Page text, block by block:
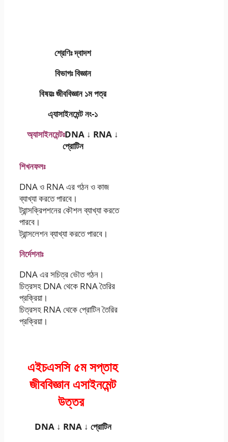
শ্রেণিঃ দ্বাদশ
বিভাগঃ বিজ্ঞান
বিষয়ঃ জীববিজ্ঞান ১ম পত্র
এ্যাসাইনমেন্ট নং-১
অ্যাসাইনমেন্টঃDNA ↓ RNA ↓
প্রােটিন
শিখনফলঃ
DNA ও RNA এর গঠন ও কাজ
ব্যাখ্যা করতে পারবে।
ট্রান্সক্রিপশনের কৌশল ব্যাখ্যা করতে
পারবে।
ট্রান্সলেশন ব্যাখ্যা করতে পারবে।
নির্দেশনাঃ
DNA এর সচিত্র ভৌত গঠন।
চিত্রসহ DNA থেকে RNA তৈরির
প্রক্রিয়া।
চিত্রসহ RNA থেকে প্রােটিন তৈরির
প্রক্রিয়া।
এইচএসসি ৫ম সপ্তাহ
জীববিজ্ঞান এসাইনমেন্ট
উত্তর
DNA ↓ RNA ↓ প্রােটিন